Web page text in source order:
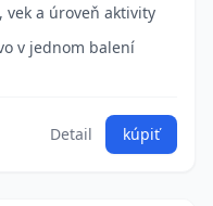
vek a úroveň aktivity
v jednom balení
Detail kúpiť